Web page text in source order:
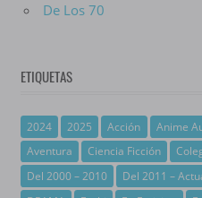
De Los 70
ETIQUETAS
2024 2025 Acción Anime
Aventura
Ciencia Ficción
Del 2000 – 2010
Del 2011 –